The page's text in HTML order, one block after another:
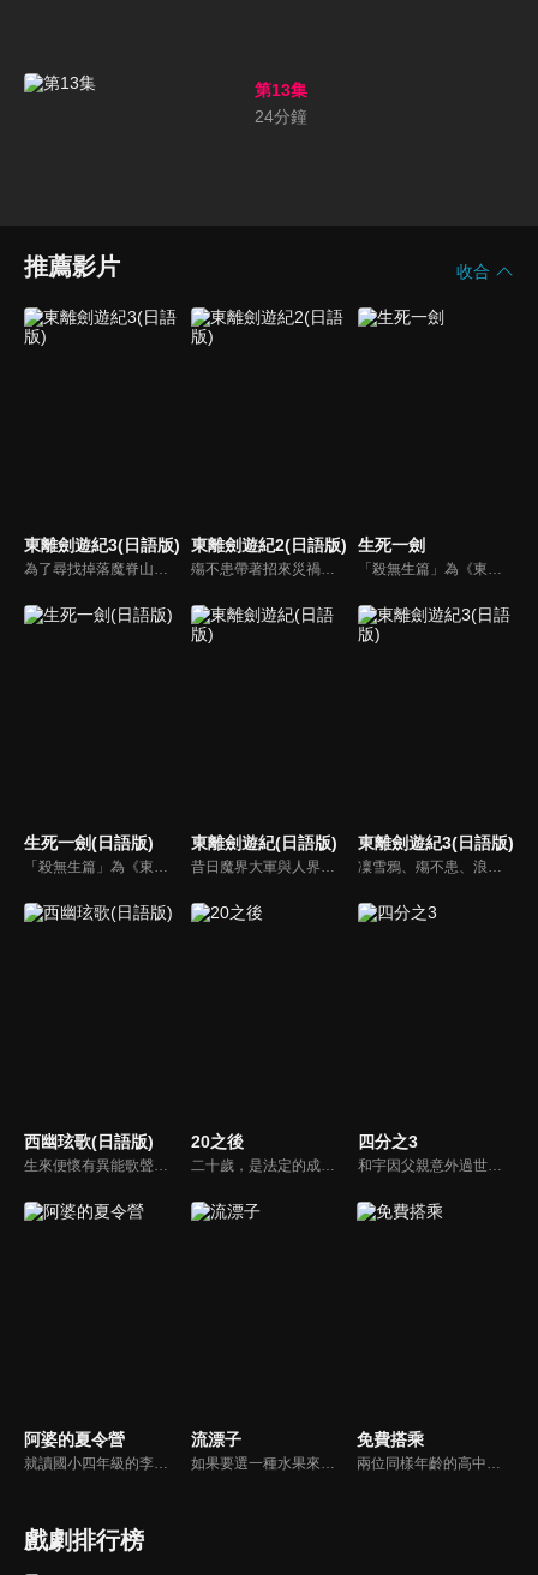
第13集
24分鐘
推薦影片 收合
東離劍遊紀3(日語版)
為了尋找掉落魔脊山山谷的婁震戒以及七殺天凌的行蹤，殤不患等人在谷底進行搜索，卻誤入了生長著奇特植物的廣闊洞窟。懷抱著復活魔神的野心卻遭受阻撓的妖女・刑亥，與西幽的邪教門派「神蝗盟」聯手，再次布下天羅地網，阻擋在凜雪鴉與殤不患面前！
東離劍遊紀2(日語版)
殤不患帶著招來災禍的危險秘寶「魔劍目錄」，繼續流浪踏上旅途。離開自己的出生地西幽來到東離之地，他算得到短暫安息。但他來到東離的消息被仇敵「禍世螟蝗」得知，因此，殤不患又再將陷入險境。許多異能、異形的刺客陸續從西幽奔來，一名穿著紅蓮服飾的謎樣吟遊詩人出現在身處險境的殤不患面前──
生死一劍
「殺無生篇」為《東離劍遊紀》的前傳故事。以凜雪鴉性命為目標、執拗追殺著他的殺無生，過去與凜雪鴉的一段因緣將在故事中揭明。「殤不患篇」為虛淵玄親自執筆撰寫的《東離劍遊紀》後傳故事。大戰後，東離再度恢復和平。繼續著旅程的殤不患，來到了一家冷清的客棧酒館。在那裡，他遇上了一個男人...
生死一劍(日語版)
「殺無生篇」為《東離劍遊紀》的前傳故事。以凜雪鴉性命為目標、執拗追殺著他的殺無生，過去與凜雪鴉的一段因緣將在故事中揭明。「殤不患篇」為虛淵玄親自執筆撰寫的《東離劍遊紀》後傳故事。大戰後，東離再度恢復和平。繼續著旅程的殤不患，來到了一家冷清的客棧酒館。在那裡，他遇上了一個男人...。
東離劍遊紀(日語版)
昔日魔界大軍與人界的戰爭中，人類鍛造出諸多足以發揮無匹力量的兵器──「神誨魔械」。戰爭後，神誨魔械交由護印師看守，兄妹「丹衡」、「丹翡」守護的最強兵器「天刑劍」落入以「蔑天骸」為首的惡人手中。丹衡無法抗衡邪惡，為蔑天骸所殺，丹翡身陷危機，此時出現的「凜雪鴉」、「殤不患」拯救了她。
東離劍遊紀3(日語版)
凜雪鴉、殤不患、浪巫謠與捲殘雲為了尋回七殺天凌，在魔脊山下展開搜索，卻發現一個通往奇妙空間「無界閣」的祕密洞穴。在幾人探索無界閣時，卻遭受了刑亥及禍世螟蝗門下弟子「萬軍破」、「異飄渺」的攻擊。在他們奮力抵擋時，卻被無界閣中生長的不可思議鏡子傳送到了異世界……
西幽玹歌(日語版) 20之後
二十歲，是法定的成年人了，其實仍然十分稚氣的青春，有些轉化為大學課堂裡的專注或漠然，最常見的還是職場菜鳥謙沖粉嫩的笑容，代表個性、友誼、戀愛、夢想、未來，都被熱情和焦慮燃融膠著，劇集以最高的熱度交織著二十歲的年華榮景，與觀眾一起分享、回味這人生初成長的甜蜜與苦澀。
四分之3
和宇因父親意外過世而回到家鄉，面臨被迫接手的賣菜車生意，以及因跛腳而過度保護他的母親，頓時讓和宇的世界瞬間崩塌，陷入絕望。就在此時，和宇遇見駐村藝術家玟萱，第一個不把自己跛腳當回事的女孩，還約跛腳的自己去騎單車，她在和宇混亂的世界裡，開了一扇窗，並協助他重新理解所謂的家庭。
阿婆的夏令營
就讀國小四年級的李軒，對快到的暑假有很多美好想法，沒想到放暑假前一天，爸爸被派到外地、媽媽出差，爸爸只好半哄半騙帶李軒回花蓮老家。因為跟阿婆非常不熟，再加上阿婆家都是他討厭的藥草味，又沒有電動和網路，又一直逼他做家事、吃青菜，於是李軒一心想要逃離阿婆家、逃離這個變成惡夢的暑假！
流漂子
如果要選一種水果來代表，你的青春滋味會是什麼？對永康街知名冰店的老闆小羅而言，也許青春的滋味就是芒果吧！《流漂子》以小羅的成長經歷為題材，讓觀眾看見一個出生於民國50年代的青年，如何揮灑年輕的熱情與愛情，找出自己所行的道路，並同時映照近三十年來台灣社會的演變。
免費搭乘
兩位同樣年齡的高中生，因為一張眷屬乘車證而有了交集；周瑞明為何冒名使用著別人的眷屬乘車證？那個叫呂理成的高中生，又為何會弄掉了他的眷屬乘車證呢？時間悠悠晃晃過了三十多年，所有的故事也將被一一揭開…
戲劇排行榜